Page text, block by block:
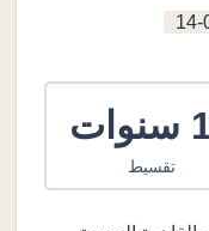
تقسيط